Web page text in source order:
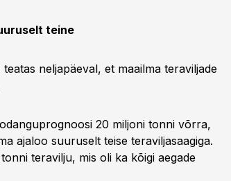
teine
neljapäeval, et maailma teraviljade
20 miljoni tonni võrra,
ajaloo suuruselt teise teraviljasaagiga.
teravilju, mis oli ka kõigi aegade